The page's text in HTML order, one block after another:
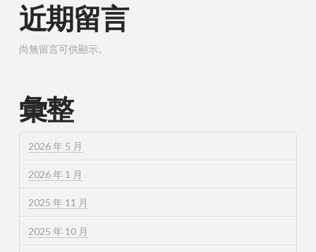
近期留言
尚無留言可供顯示。
彙整
2026 年 5 月
2026 年 1 月
2025 年 11 月
2025 年 10 月